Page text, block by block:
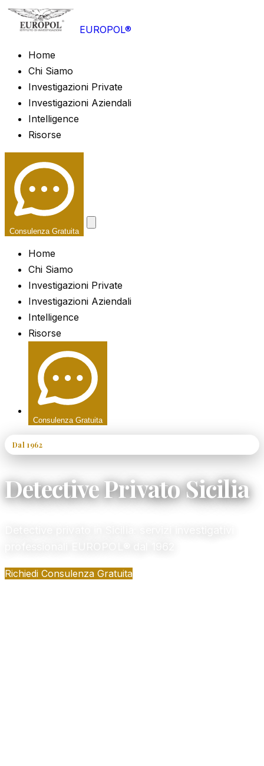
EUROPOL®
Home
Chi Siamo
Investigazioni Private
Investigazioni Aziendali
Intelligence
Risorse
Consulenza Gratuita
Home
Chi Siamo
Investigazioni Private
Investigazioni Aziendali
Intelligence
Risorse
Consulenza Gratuita
Dal 1962
Detective Privato Sicilia
Richiedi Consulenza Gratuita